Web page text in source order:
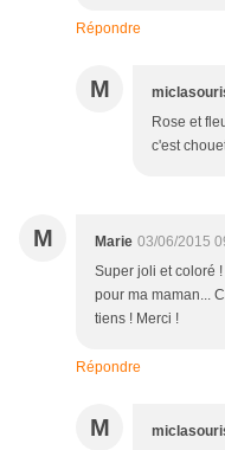
Répondre
M
Rose et
c'est
M Marie 03/06/2015
Super joli et coloré
pour ma maman...
tiens ! Merci !
Répondre
M